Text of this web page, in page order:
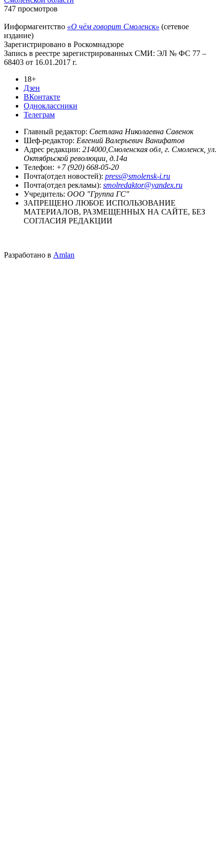
747 просмотров
Информагентство «О чём говорит Смоленск» (сетевое
издание)
Зарегистрировано в Роскомнадзоре
Запись в реестре зарегистрированных СМИ: ЭЛ № ФС 77 –
68403 от 16.01.2017 г.
18+
Дзен
ВКонтакте
Одноклассники
Телеграм
Главный редактор: Светлана Николаевна Савенок
Шеф-редактор: Евгений Валерьевич Ванифатов
Адрес редакции: 214000,Смоленская обл, г. Смоленск, ул.
Октябрьской революции, д.14а
Телефон: +7 (920) 668-05-20
Почта(отдел новостей): press@smolensk-i.ru
Почта(отдел рекламы): smolredaktor@yandex.ru
Учредитель: ООО "Группа ГС"
ЗАПРЕЩЕНО ЛЮБОЕ ИСПОЛЬЗОВАНИЕ
МАТЕРИАЛОВ, РАЗМЕЩЕННЫХ НА САЙТЕ, БЕЗ
СОГЛАСИЯ РЕДАКЦИИ
Разработано в Amlan